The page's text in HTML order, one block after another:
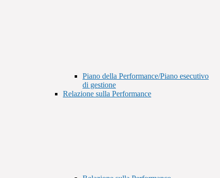
Piano della Performance/Piano esecutivo
di gestione
Relazione sulla Performance